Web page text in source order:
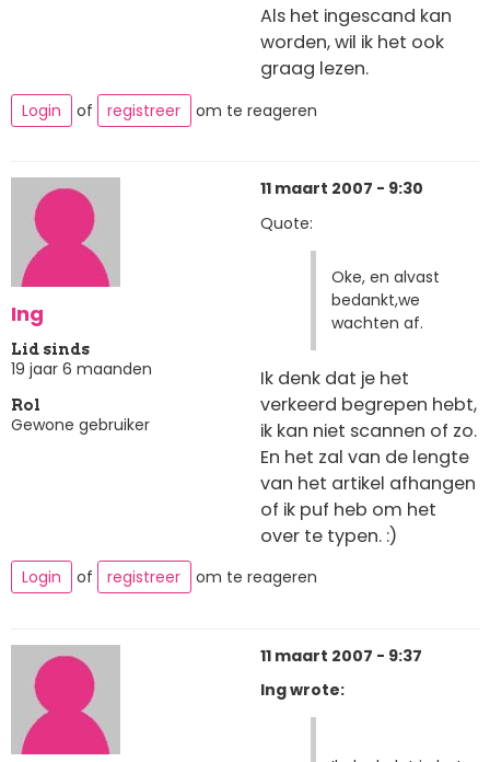
Als het ingescand kan
worden, wil ik het ook
graag lezen.
Login of registreer om te reageren
Ing
Lid sinds
19 jaar 6 maanden
Rol
Gewone gebruiker
11 maart 2007 - 9:30
Quote:
Oke, en alvast
bedankt,we
wachten af.
Ik denk dat je het
verkeerd begrepen hebt,
ik kan niet scannen of zo.
En het zal van de lengte
van het artikel afhangen
of ik puf heb om het
over te typen. :)
Login of registreer om te reageren
11 maart 2007 - 9:37
Ing wrote: